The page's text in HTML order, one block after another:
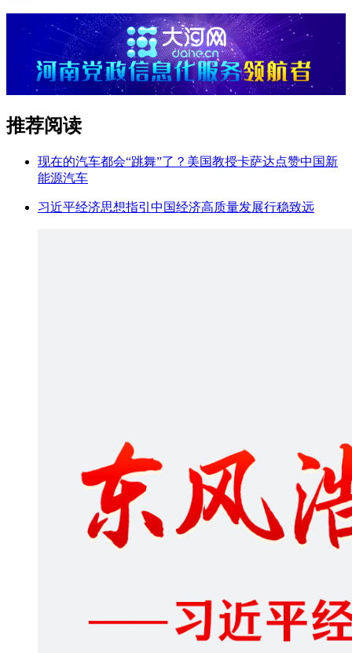
推荐阅读
现在的汽车都会“跳舞”了？美国教授卡萨达点赞中国新
能源汽车
习近平经济思想指引中国经济高质量发展行稳致远